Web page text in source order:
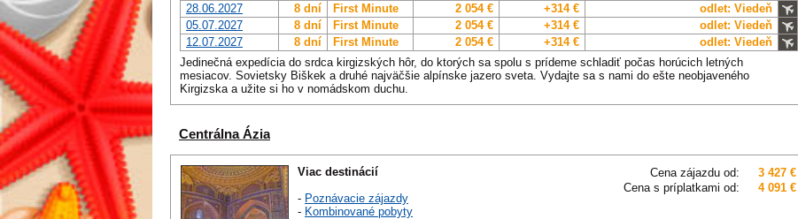
28.06.2027
8 dní First Minute 2 054 € +314 €
odlet: Viedeň
05.07.2027
8 dní First Minute 2 054 € +314 €
odlet: Viedeň
12.07.2027
8 dní First Minute 2 054 € +314 €
odlet: Viedeň
Jedinečná expedícia do srdca kirgizských hôr, do ktorých sa spolu s prídeme schladiť počas horúcich letných
mesiacov. Sovietsky Biškek a druhé najväčšie alpínske jazero sveta. Vydajte sa s nami do ešte neobjaveného
Kirgizska a užite si ho v nomádskom duchu.
Centrálna Ázia
Cena zájazdu od:
3 427 €
Cena s príplatkami od:
4 091 €
Viac destinácií
- Poznávacie zájazdy
- Kombinované pobyty